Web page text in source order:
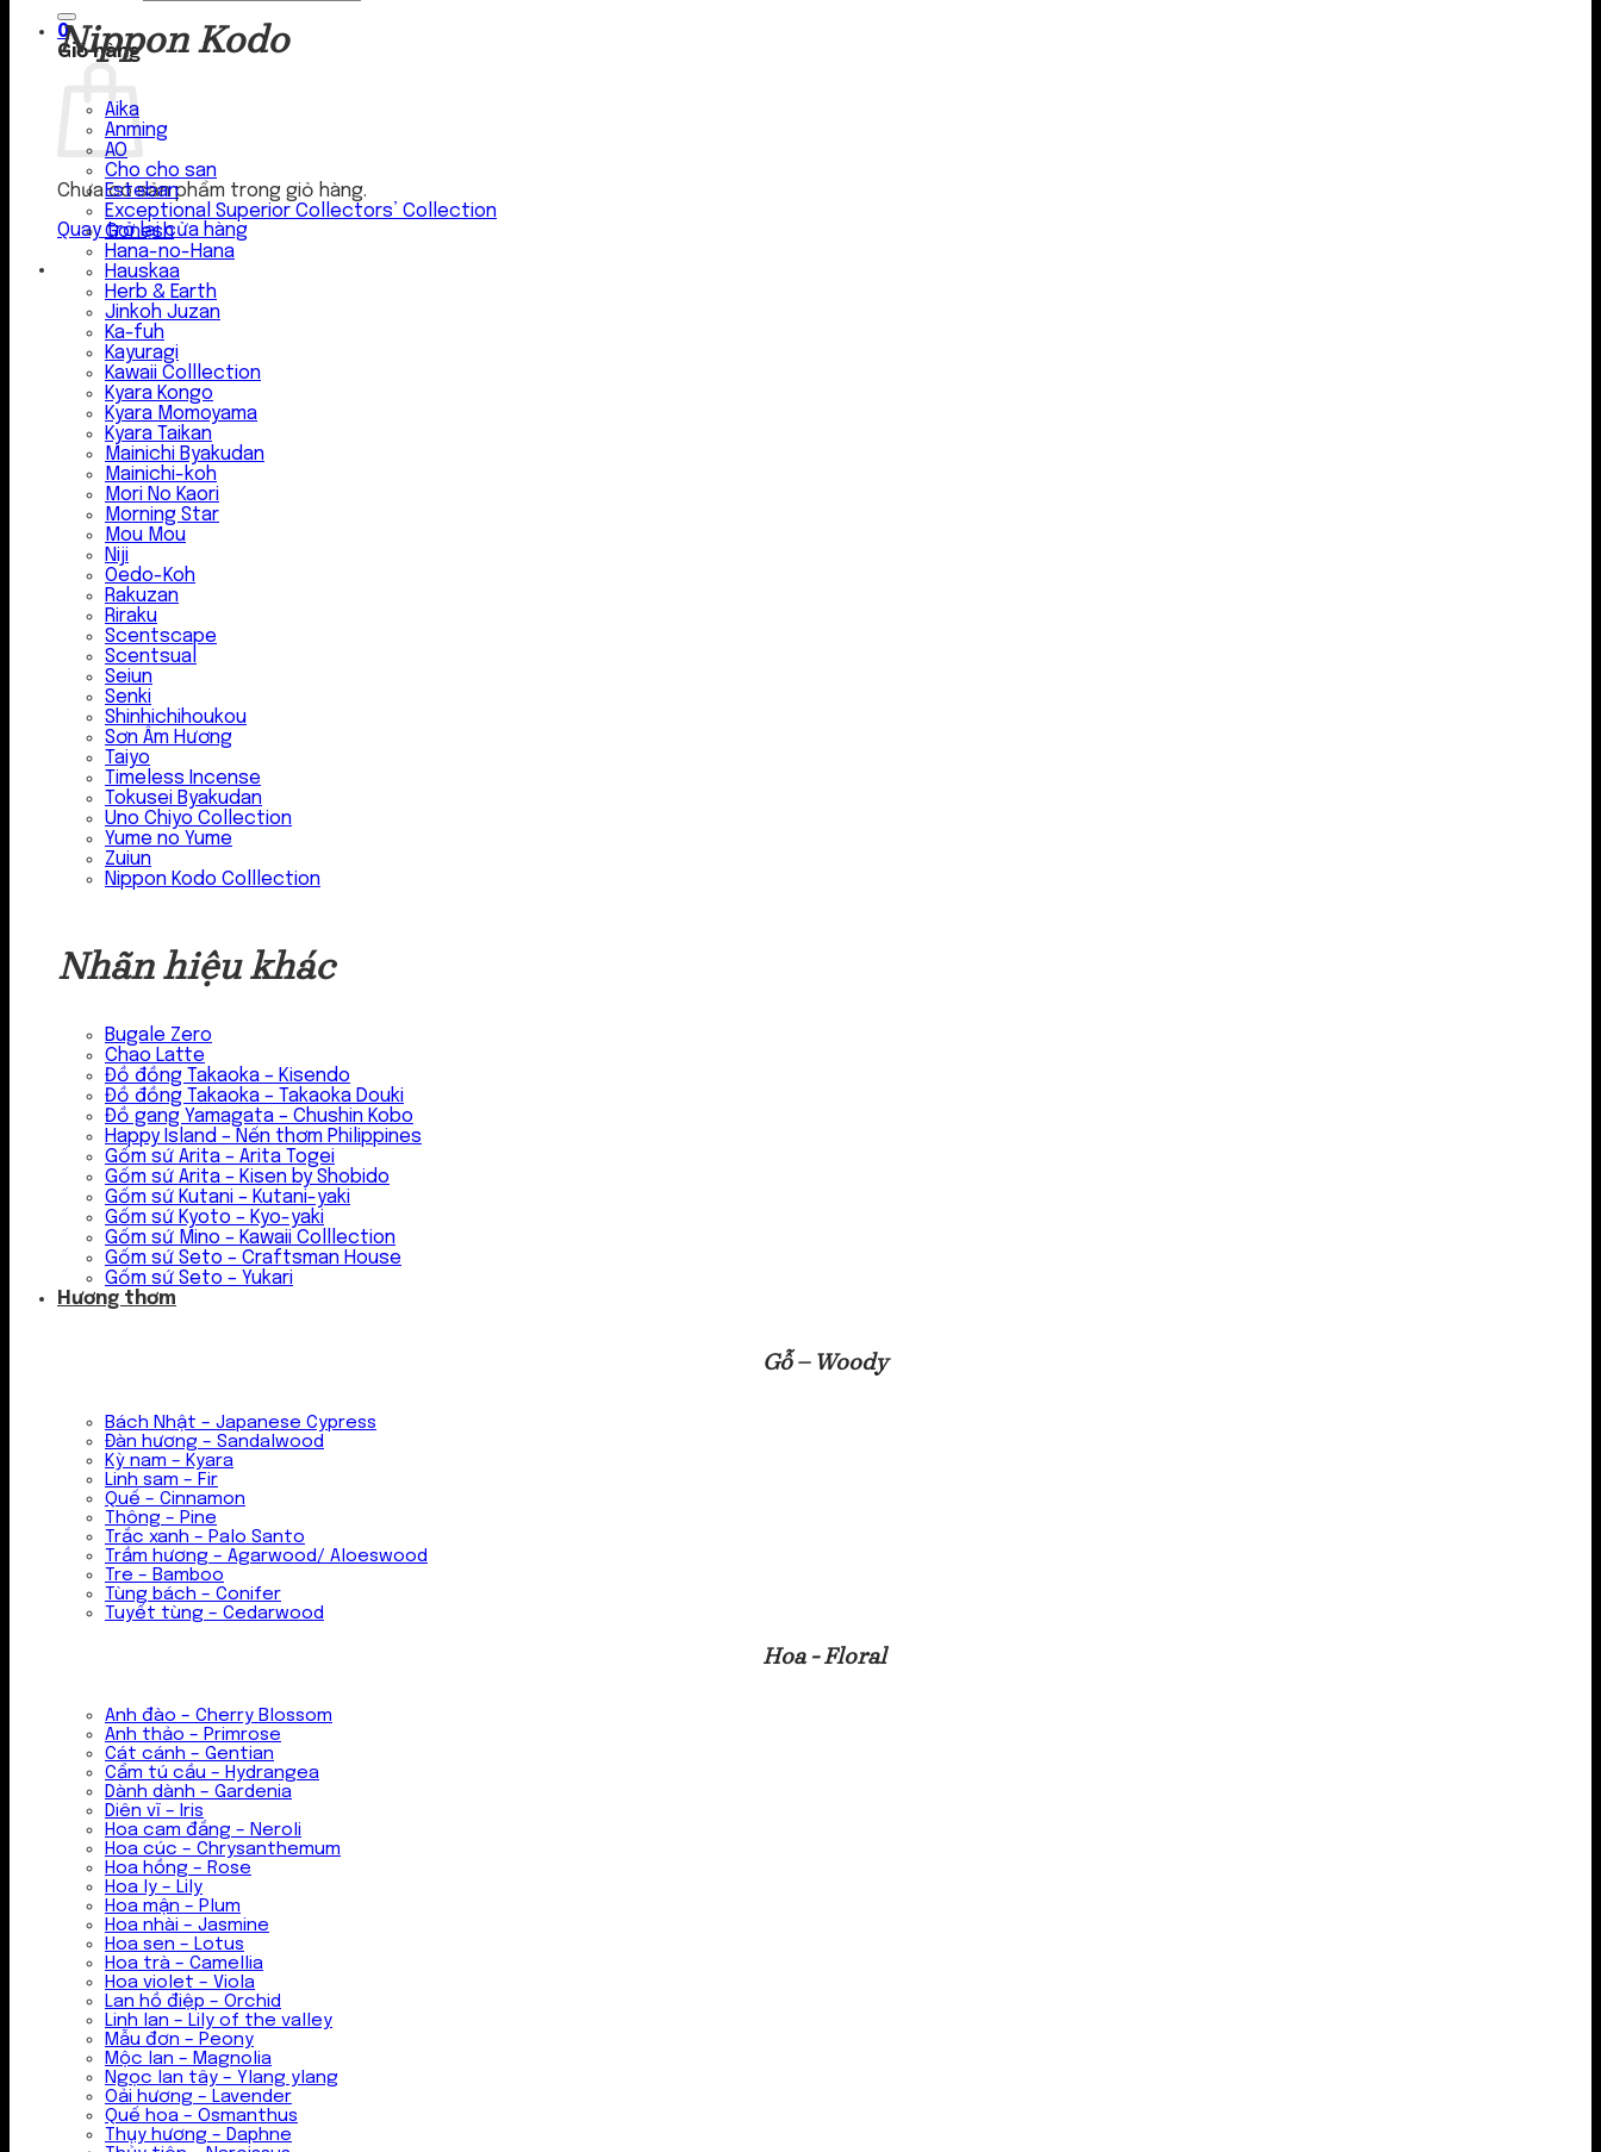
0
Giỏ hàng
Chưa có sản phẩm trong giỏ hàng.
Quay trở lại cửa hàng
Nippon Kodo
Aika
Anming
AO
Cho cho san
Esteban
Exceptional Superior Collectors’ Collection
Gonesh
Hana-no-Hana
Hauskaa
Herb & Earth
Jinkoh Juzan
Ka-fuh
Kayuragi
Kawaii Colllection
Kyara Kongo
Kyara Momoyama
Kyara Taikan
Mainichi Byakudan
Mainichi-koh
Mori No Kaori
Morning Star
Mou Mou
Niji
Oedo-Koh
Rakuzan
Riraku
Scentscape
Scentsual
Seiun
Senki
Shinhichihoukou
Sơn Âm Hương
Taiyo
Timeless Incense
Tokusei Byakudan
Uno Chiyo Collection
Yume no Yume
Zuiun
Nippon Kodo Colllection
Nhãn hiệu khác
Bugale Zero
Chao Latte
Đồ đồng Takaoka – Kisendo
Đồ đồng Takaoka – Takaoka Douki
Đồ gang Yamagata – Chushin Kobo
Happy Island – Nến thơm Philippines
Gốm sứ Arita – Arita Togei
Gốm sứ Arita – Kisen by Shobido
Gốm sứ Kutani – Kutani-yaki
Gốm sứ Kyoto – Kyo-yaki
Gốm sứ Mino – Kawaii Colllection
Gốm sứ Seto – Craftsman House
Gốm sứ Seto – Yukari
Hương thơm
Gỗ – Woody
Bách Nhật – Japanese Cypress
Đàn hương – Sandalwood
Kỳ nam – Kyara
Linh sam – Fir
Quế – Cinnamon
Thông – Pine
Trắc xanh – Palo Santo
Trầm hương – Agarwood/ Aloeswood
Tre – Bamboo
Tùng bách – Conifer
Tuyết tùng – Cedarwood
Hoa - Floral
Anh đào – Cherry Blossom
Anh thảo – Primrose
Cát cánh – Gentian
Cẩm tú cầu – Hydrangea
Dành dành – Gardenia
Diên vĩ – Iris
Hoa cam đắng – Neroli
Hoa cúc – Chrysanthemum
Hoa hồng – Rose
Hoa ly – Lily
Hoa mận – Plum
Hoa nhài – Jasmine
Hoa sen – Lotus
Hoa trà – Camellia
Hoa violet – Viola
Lan hồ điệp – Orchid
Linh lan – Lily of the valley
Mẫu đơn – Peony
Mộc lan – Magnolia
Ngọc lan tây – Ylang ylang
Oải hương – Lavender
Quế hoa – Osmanthus
Thụy hương – Daphne